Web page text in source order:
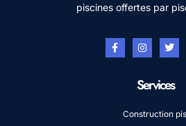
piscines offertes par
Services
Construction